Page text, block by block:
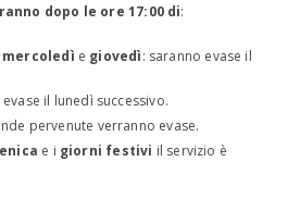
dopo le ore 17:00 di:
mercoledì e giovedì: saranno evase il
il lunedì successivo.
pervenute verranno evase.
e i giorni festivi il servizio è